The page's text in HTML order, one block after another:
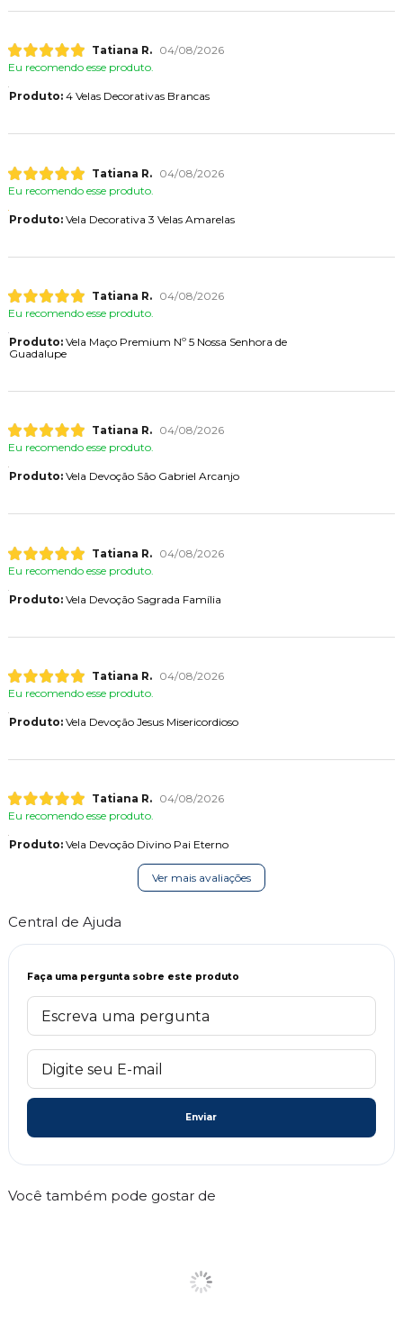
Tatiana R.
04/08/2026
Eu recomendo esse produto.
Produto:4 Velas Decorativas Brancas
Tatiana R.
04/08/2026
Eu recomendo esse produto.
Produto:Vela Decorativa 3 Velas Amarelas
Tatiana R.
04/08/2026
Eu recomendo esse produto.
Produto:Vela Maço Premium Nº 5 Nossa Senhora de
Guadalupe
Tatiana R.
04/08/2026
Eu recomendo esse produto.
Produto:Vela Devoção São Gabriel Arcanjo
Tatiana R.
04/08/2026
Eu recomendo esse produto.
Produto:Vela Devoção Sagrada Família
Tatiana R.
04/08/2026
Eu recomendo esse produto.
Produto:Vela Devoção Jesus Misericordioso
Tatiana R.
04/08/2026
Eu recomendo esse produto.
Produto:Vela Devoção Divino Pai Eterno
Ver mais avaliações
Central de Ajuda
Faça uma pergunta sobre este produto
Enviar
Você também pode gostar de